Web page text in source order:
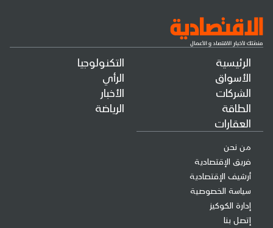
الرئيسية
الأسواق
الشركات
الطاقة
العقارات
التكنولوجيا
الرأي
الأخبار
الرياضة
من نحن
فريق الإقتصادية
أرشيف الإقتصادية
سياسة الخصوصية
إدارة الكوكيز
إتصل بنا